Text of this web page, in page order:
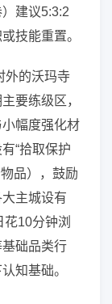
建议5:3:2
技能重置。
外的沃玛寺
要练级区，
幅度强化材
“拾取保护
品），鼓励
主城设有
10分钟浏
础品类行
知基础。